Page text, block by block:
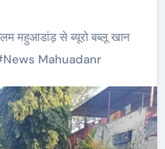
महुआडांड़ से ब्यूरो बब्लू खान
News Mahuadanr